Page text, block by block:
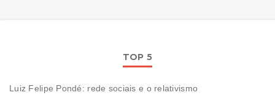
TOP 5
Luiz Felipe Pondé: rede sociais e o relativismo